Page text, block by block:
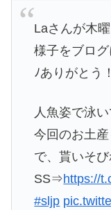
Laさんが木
様子をブロ
ﾉありがとう！
人魚姿で泳
今回のお土
で、貰いそ
SS⇒https://
#sljp